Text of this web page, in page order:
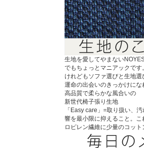
生地を愛してやまない
でもちょっとマニアックです。
けれどもソファ選びと生地
運命の出会いのきっかけにな
高品質で柔らかな風合いの
新世代椅子張り生地
「Easy care」=取り扱い、
響を最小限に抑えること。
ロピレン繊維に少量のコッ